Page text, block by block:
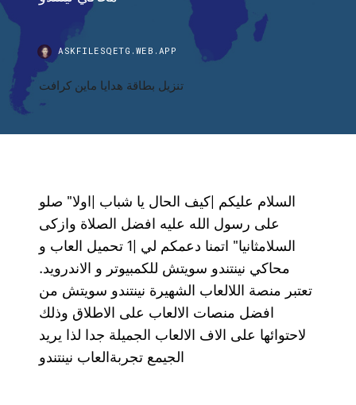
ASKFILESQETG.WEB.APP
تنزيل بطاقة هدايا ماين كرافت
السلام عليكم |كيف الحال يا شباب |اولا" صلو
على رسول الله عليه افضل الصلاة وازكى
السلامثانيا" اتمنا دعمكم لي |1 تحميل العاب و
محاكي نينتندو سويتش للكمبيوتر و الاندرويد.
تعتبر منصة اللالعاب الشهيرة نينتندو سويتش من
افضل منصات الالعاب على الاطلاق وذلك
لاحتوائها على الاف الالعاب الجميلة جدا لذا يريد
الجيمع تجربةالعاب نينتندو